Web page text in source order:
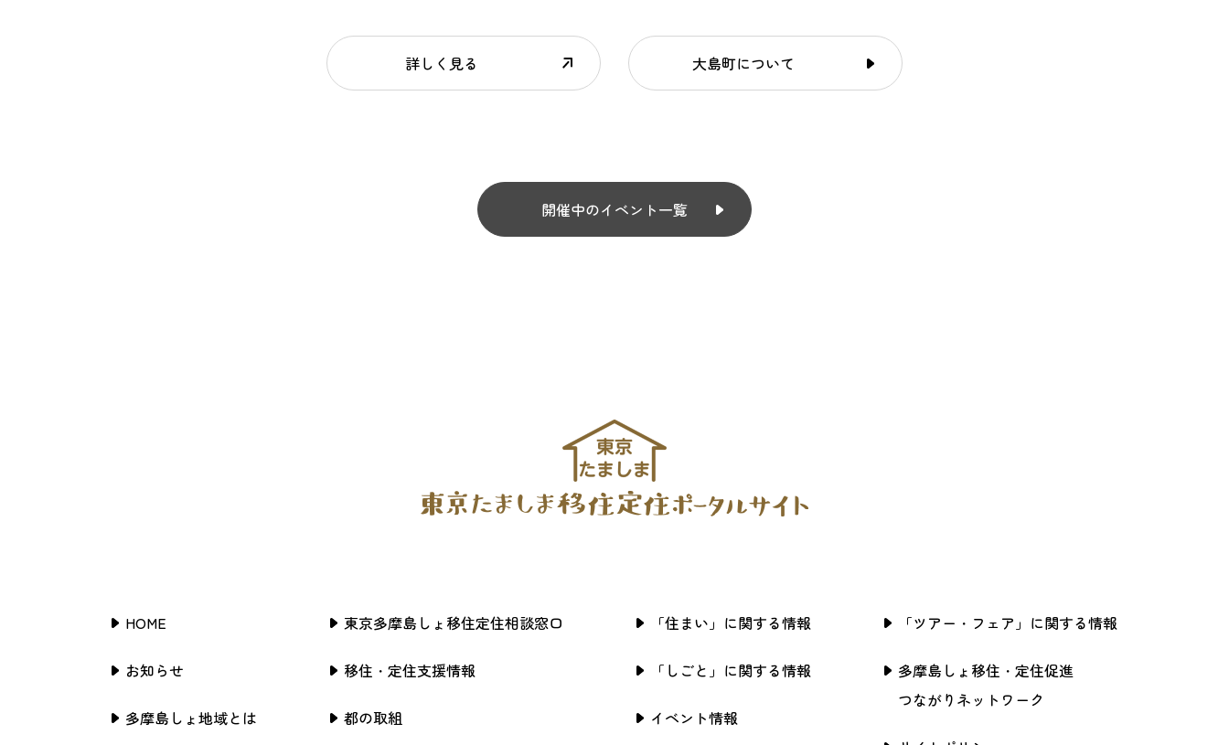
詳しく見る 大島町について
開催中のイベント一覧
HOME
お知らせ
多摩島しょ地域とは
東京多摩島しょ移住定住相談窓口
移住・定住支援情報
都の取組
「住まい」に関する情報
「しごと」に関する情報
イベント情報
「ツアー・フェア」に関する情報
多摩島しょ移住・定住促進
つながりネットワーク